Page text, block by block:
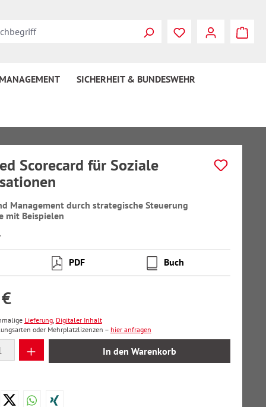
SICHERHEIT & BUNDESWEHR
Scorecard für Soziale
Management durch strategische Steuerung
mit Beispielen
PDF Buch
Lieferung, Digitaler Inhalt
oder Mehrplatzlizenzen – hier anfragen
Anzahl: Gib den gewünschten Wert ein
In den Warenkorb